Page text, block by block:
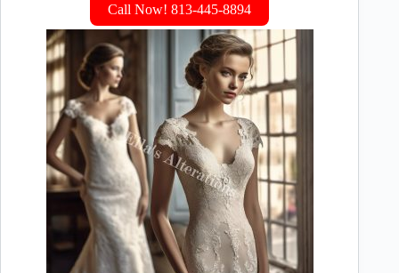
Call Now! 813-445-8894